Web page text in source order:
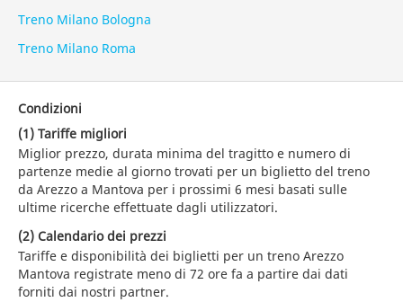
Treno Milano Bologna
Treno Milano Roma
Condizioni
(1) Tariffe migliori
Miglior prezzo, durata minima del tragitto e numero di
partenze medie al giorno trovati per un biglietto del treno
da Arezzo a Mantova per i prossimi 6 mesi basati sulle
ultime ricerche effettuate dagli utilizzatori.
(2) Calendario dei prezzi
Tariffe e disponibilità dei biglietti per un treno Arezzo
Mantova registrate meno di 72 ore fa a partire dai dati
forniti dai nostri partner.